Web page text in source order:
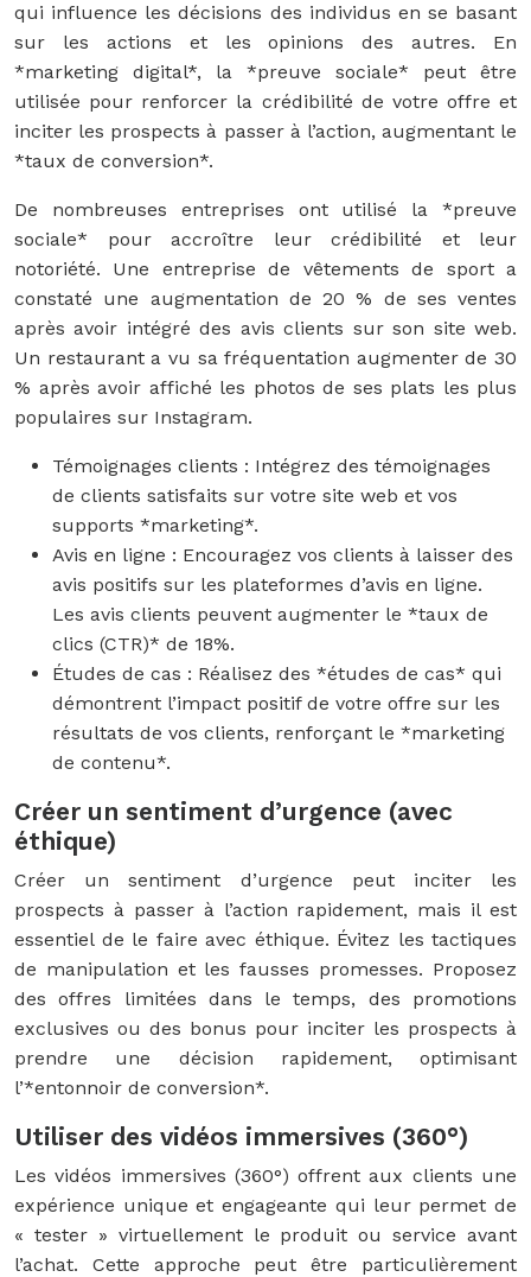
qui influence les décisions des individus en se basant
sur les actions et les opinions des autres. En
*marketing digital*, la *preuve sociale* peut être
utilisée pour renforcer la crédibilité de votre offre et
inciter les prospects à passer à l’action, augmentant le
*taux de conversion*.
De nombreuses entreprises ont utilisé la *preuve
sociale* pour accroître leur crédibilité et leur
notoriété. Une entreprise de vêtements de sport a
constaté une augmentation de 20 % de ses ventes
après avoir intégré des avis clients sur son site web.
Un restaurant a vu sa fréquentation augmenter de 30
% après avoir affiché les photos de ses plats les plus
populaires sur Instagram.
Témoignages clients : Intégrez des témoignages
de clients satisfaits sur votre site web et vos
supports *marketing*.
Avis en ligne : Encouragez vos clients à laisser des
avis positifs sur les plateformes d’avis en ligne.
Les avis clients peuvent augmenter le *taux de
clics (CTR)* de 18%.
Études de cas : Réalisez des *études de cas* qui
démontrent l’impact positif de votre offre sur les
résultats de vos clients, renforçant le *marketing
de contenu*.
Créer un sentiment d’urgence (avec
éthique)
Créer un sentiment d’urgence peut inciter les
prospects à passer à l’action rapidement, mais il est
essentiel de le faire avec éthique. Évitez les tactiques
de manipulation et les fausses promesses. Proposez
des offres limitées dans le temps, des promotions
exclusives ou des bonus pour inciter les prospects à
prendre une décision rapidement, optimisant
l’*entonnoir de conversion*.
Utiliser des vidéos immersives (360°)
Les vidéos immersives (360°) offrent aux clients une
expérience unique et engageante qui leur permet de
« tester » virtuellement le produit ou service avant
l’achat. Cette approche peut être particulièrement